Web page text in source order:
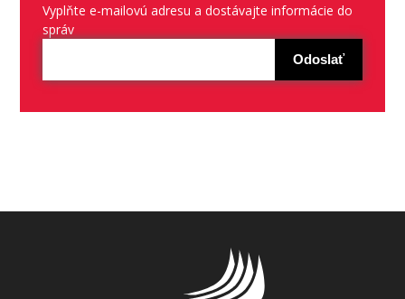
Vyplňte e-mailovú adresu a dostávajte informácie do
správ
Odoslať